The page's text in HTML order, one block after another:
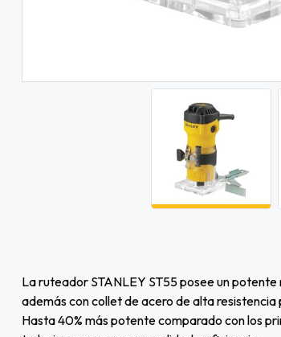
La ruteador STANLEY ST55 posee un
además con collet de acero de alta
Hasta 40% más potente comparado con los